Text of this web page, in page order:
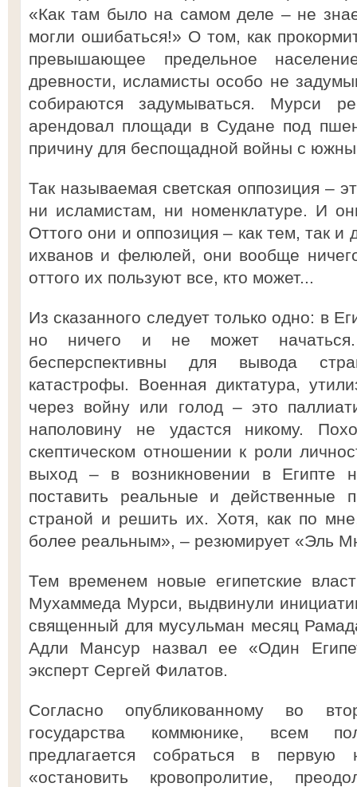
«Как там было на самом деле – не
могли ошибаться!» О том, как
превышающее предельное
древности, исламисты особо не
собираются задумываться. Мурси
арендовал площади в Судане под
причину для беспощадной войны с
Так называемая светская оппозиция –
ни исламистам, ни номенклатуре. И
Оттого они и оппозиция – как тем, так и
ихванов и фелюлей, они вообще
оттого их пользуют все, кто может...
Из сказанного следует только одно: в
но ничего и не может
бесперспективны для вывода
катастрофы. Военная диктатура,
через войну или голод – это
наполовину не удастся никому.
скептическом отношении к роли
выход – в возникновении в Египте
поставить реальные и действенные
страной и решить их. Хотя, как по
более реальным», – резюмирует «Эль
Тем временем новые египетские
Мухаммеда Мурси, выдвинули
священный для мусульман месяц
Адли Мансур назвал ее «Один
эксперт Сергей Филатов.
Согласно опубликованному во
государства коммюнике, всем
предлагается собраться в
«остановить кровопролитие,